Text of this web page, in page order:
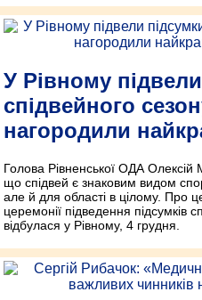
У Рівному
спідвейного
нагородили
Голова Рівненської ОДА Олексій
що спідвей є знаковим видом
але й для області в цілому. Про
церемонії підведення підсумків
відбулася у Рівному, 4 грудня.